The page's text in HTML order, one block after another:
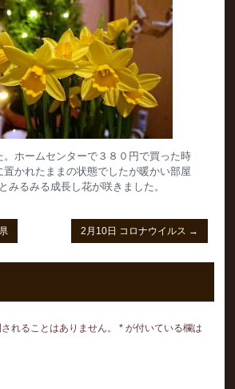
。ホームセンターで３８０円で買った時
置かれたままの状態でしたが暖かい部屋
みるみる成長し花が咲きました。
2月10日 コロナウイルス →
れることはありません。 * が付いている欄は